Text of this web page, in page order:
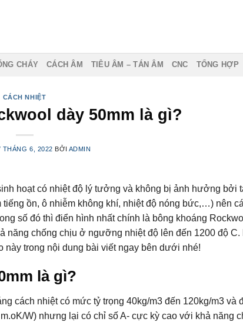
CHÁY CÁCH ÂM TIÊU ÂM – TÁN ÂM CNC TỔNG HỢP
CÁCH NHIỆT
dày 50mm là gì?
THÁNG 6, 2022 BỞI ADMIN
hoạt có nhiệt độ lý tưởng và không bị ảnh hưởng bởi
ồn, ô nhiễm không khí, nhiệt độ nóng bức,…) nên
số đó thì điển hình nhất chính là bông khoáng
năng chống chịu ở ngưỡng nhiệt độ lên đến 1200 độ C.
này trong nội dung bài viết ngay bên dưới nhé!
là gì?
cách nhiệt có mức tỷ trọng 40kg/m3 đến 120kg/m3 và
W) nhưng lại có chỉ số A- cực kỳ cao với khả năng